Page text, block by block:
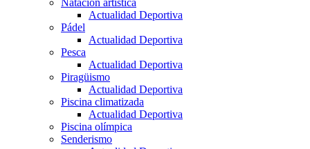
Natación artística
Actualidad Deportiva
Pádel
Actualidad Deportiva
Pesca
Actualidad Deportiva
Piragüismo
Actualidad Deportiva
Piscina climatizada
Actualidad Deportiva
Piscina olímpica
Senderismo